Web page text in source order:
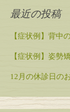
最近の投稿
【症状例】背中
【症状例】姿勢
12月の休診日の